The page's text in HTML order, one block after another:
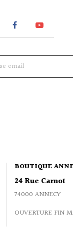
Instagram Facebook
BOUTIQUE
24 Rue Carnot
74000 ANNECY
OUVERTURE FIN